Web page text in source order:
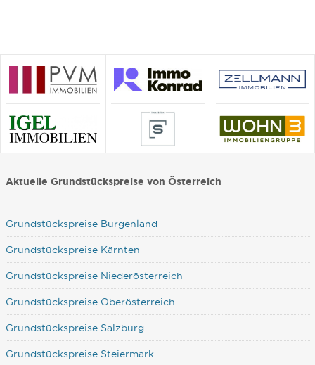
Aktuelle Grundstückspreise von Österreich
Grundstückspreise Burgenland
Grundstückspreise Kärnten
Grundstückspreise Niederösterreich
Grundstückspreise Oberösterreich
Grundstückspreise Salzburg
Grundstückspreise Steiermark